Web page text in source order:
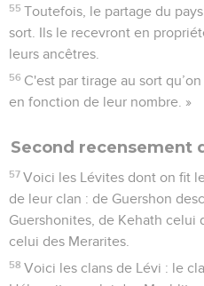
55 Toutefois, le partage du
sort. Ils le recevront en
leurs ancêtres.
56 C'est par tirage au sort
en fonction de leur nombre. »
Second recensement
57 Voici les Lévites dont on fit
de leur clan : de Guershon
Guershonites, de Kehath celui
celui des Merarites.
58 Voici les clans de Lévi : le